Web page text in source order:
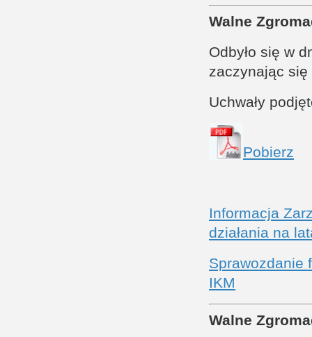
Walne
Odbyło się w
zaczynając
Uchwały
Pobierz
Informacja
działania na
Sprawozdanie
IKM
Walne